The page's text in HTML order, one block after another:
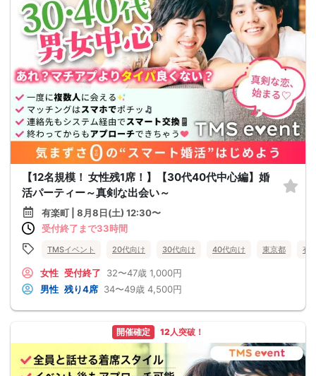
【12名規模！ 女性残1席！】【30代40代中心編】婚
活パーティー～真剣な出会い～
有楽町 | 8月8日(土) 12:30〜
受付終了まで33時間
TMSイベント 20代向け 30代向け 40代向け 東京都 有
女性 受付終了 32〜47歳 1,000円
男性 残り4席 34〜49歳 4,500円
開催確定 12人突破！